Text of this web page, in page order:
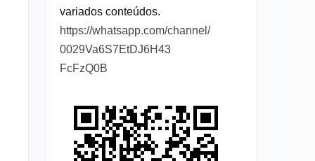
variados conteúdos.
https://whatsapp.com/channel/
0029Va6S7EtDJ6H43
FcFzQ0B